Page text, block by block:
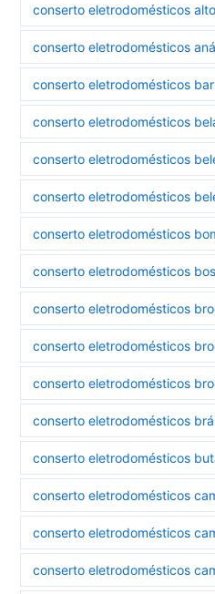
conserto eletrodomésticos
conserto eletrodomésticos
conserto eletrodomésticos
conserto eletrodomésticos
conserto eletrodomésticos
conserto eletrodomésticos
conserto eletrodomésticos
conserto eletrodomésticos
conserto eletrodomésticos
conserto eletrodomésticos
conserto eletrodomésticos
conserto eletrodomésticos
conserto eletrodomésticos
conserto eletrodomésticos
conserto eletrodomésticos
conserto eletrodomésticos